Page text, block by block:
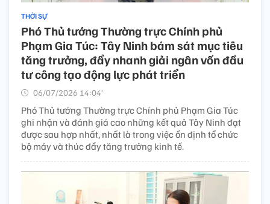
THỜI SỰ
Phó Thủ tướng Thường trực Chính phủ
Phạm Gia Túc: Tây Ninh bám sát mục tiêu
tăng trưởng, đẩy nhanh giải ngân vốn đầu
tư công tạo động lực phát triển
06/07/2026 14:04’
Phó Thủ tướng Thường trực Chính phủ Phạm Gia Túc
ghi nhận và đánh giá cao những kết quả Tây Ninh đạt
được sau hợp nhất, nhất là trong việc ổn định tổ chức
bộ máy và thúc đẩy tăng trưởng kinh tế.